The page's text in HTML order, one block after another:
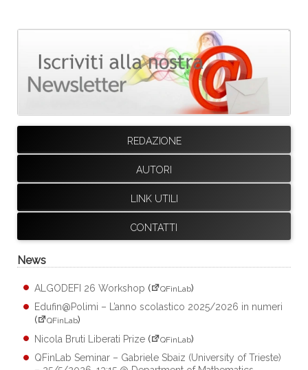
REDAZIONE
AUTORI
LINK UTILI
CONTATTI
News
ALGODEFI 26 Workshop ( QFinLab)
Edufin@Polimi – L’anno scolastico 2025/2026 in numeri
(
QFinLab)
Nicola Bruti Liberati Prize ( QFinLab)
QFinLab Seminar – Gabriele Sbaiz (University of Trieste)